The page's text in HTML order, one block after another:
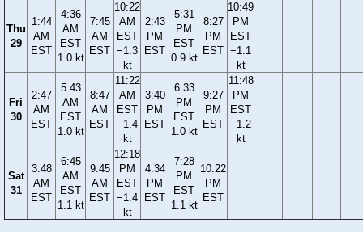
Thu
29
1:44
AM
EST
4:36
AM
EST
1.0 kt
7:45
AM
EST
10:22
AM
EST
−1.3
kt
2:43
PM
EST
5:31
PM
EST
0.9 kt
8:27
PM
EST
10:49
PM
EST
−1.1
kt
Fri
30
2:47
AM
EST
5:43
AM
EST
1.0 kt
8:47
AM
EST
11:22
AM
EST
−1.4
kt
3:40
PM
EST
6:33
PM
EST
1.0 kt
9:27
PM
EST
11:48
PM
EST
−1.2
kt
Sat
31
3:48
AM
EST
6:45
AM
EST
1.1 kt
9:45
AM
EST
12:18
PM
EST
−1.4
kt
4:34
PM
EST
7:28
PM
EST
1.1 kt
10:22
PM
EST